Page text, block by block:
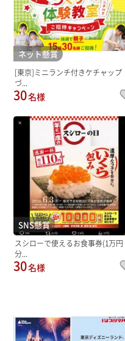
ネット懸賞
[東京]ミニランチ付きケチャップ
づ...
30名様
SNS懸賞
スシローで使えるお食事券(1万円
分...
30名様